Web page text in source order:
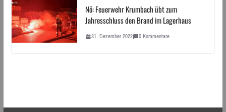
Nö: Feuerwehr Krumbach übt zum
Jahresschluss den Brand im Lagerhaus
31. Dezember 2022 0 Kommentare